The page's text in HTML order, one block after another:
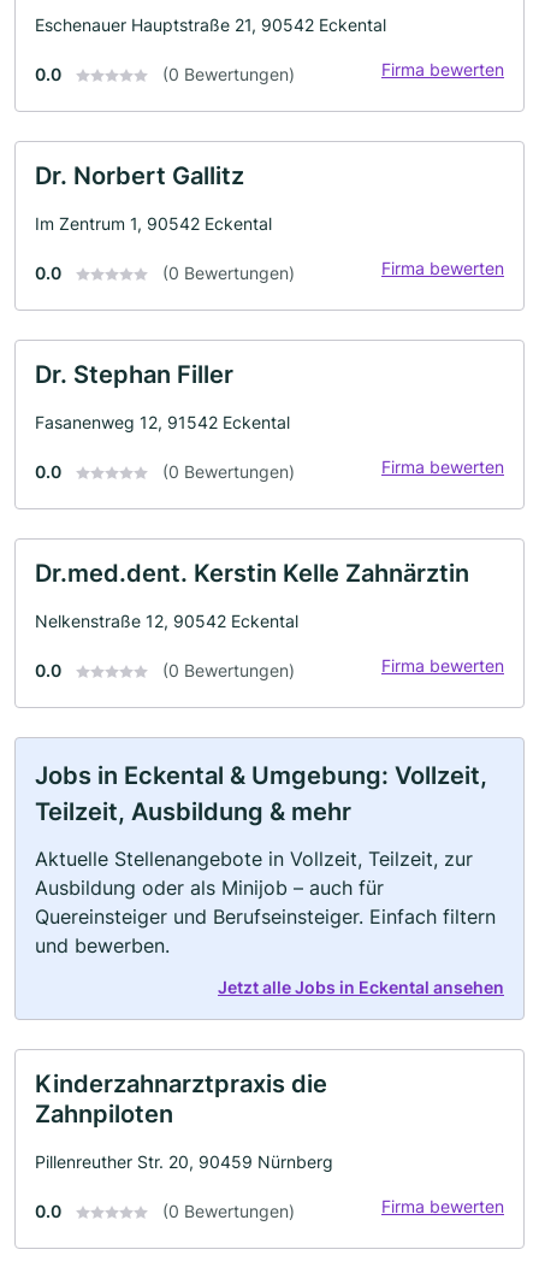
Eschenauer Hauptstraße 21, 90542 Eckental
0.0 (0 Bewertungen) Firma bewerten
Dr. Norbert Gallitz
Im Zentrum 1, 90542 Eckental
0.0 (0 Bewertungen) Firma bewerten
Dr. Stephan Filler
Fasanenweg 12, 91542 Eckental
0.0 (0 Bewertungen) Firma bewerten
Dr.med.dent. Kerstin Kelle Zahnärztin
Nelkenstraße 12, 90542 Eckental
0.0 (0 Bewertungen) Firma bewerten
Jobs in Eckental & Umgebung: Vollzeit,
Teilzeit, Ausbildung & mehr
Aktuelle Stellenangebote in Vollzeit, Teilzeit, zur
Ausbildung oder als Minijob – auch für
Quereinsteiger und Berufseinsteiger. Einfach filtern
und bewerben.
Jetzt alle Jobs in Eckental ansehen
Kinderzahnarztpraxis die
Zahnpiloten
Pillenreuther Str. 20, 90459 Nürnberg
0.0 (0 Bewertungen) Firma bewerten